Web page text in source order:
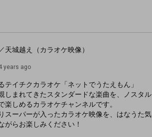
天城越え（カラオケ映像）
years ago
テイチクカラオケ「ネットでうたえもん」
しまれてきたスタンダードな楽曲を、ノスタル
楽しめるカラオケチャンネルです。
スーパーが入ったカラオケ映像を、はなうた気
がらお楽しみください！